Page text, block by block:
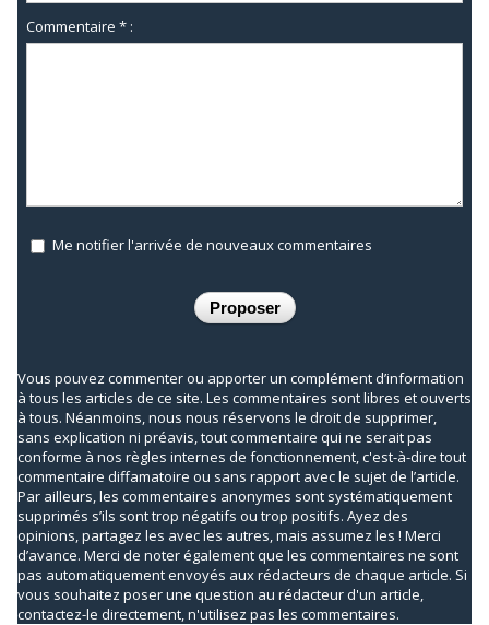
Commentaire * :
Me notifier l'arrivée de nouveaux commentaires
Vous pouvez commenter ou apporter un complément d’information
à tous les articles de ce site. Les commentaires sont libres et ouverts
à tous. Néanmoins, nous nous réservons le droit de supprimer,
sans explication ni préavis, tout commentaire qui ne serait pas
conforme à nos règles internes de fonctionnement, c'est-à-dire tout
commentaire diffamatoire ou sans rapport avec le sujet de l’article.
Par ailleurs, les commentaires anonymes sont systématiquement
supprimés s’ils sont trop négatifs ou trop positifs. Ayez des
opinions, partagez les avec les autres, mais assumez les ! Merci
d’avance. Merci de noter également que les commentaires ne sont
pas automatiquement envoyés aux rédacteurs de chaque article. Si
vous souhaitez poser une question au rédacteur d'un article,
contactez-le directement, n'utilisez pas les commentaires.